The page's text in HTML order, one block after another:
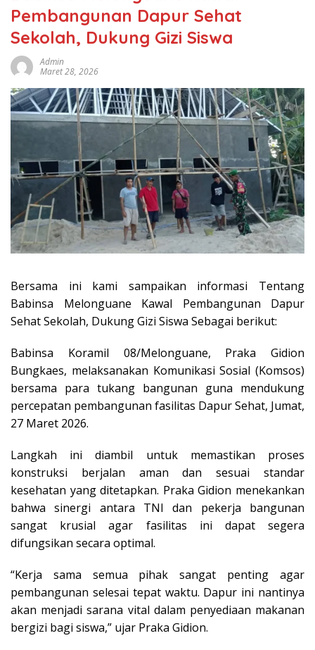
Pembangunan Dapur Sehat
Sekolah, Dukung Gizi Siswa
Admin
Maret 28, 2026
Bersama ini kami sampaikan informasi Tentang
Babinsa Melonguane Kawal Pembangunan Dapur
Sehat Sekolah, Dukung Gizi Siswa Sebagai berikut:
Babinsa Koramil 08/Melonguane, Praka Gidion
Bungkaes, melaksanakan Komunikasi Sosial (Komsos)
bersama para tukang bangunan guna mendukung
percepatan pembangunan fasilitas Dapur Sehat, Jumat,
27 Maret 2026.
Langkah ini diambil untuk memastikan proses
konstruksi berjalan aman dan sesuai standar
kesehatan yang ditetapkan. Praka Gidion menekankan
bahwa sinergi antara TNI dan pekerja bangunan
sangat krusial agar fasilitas ini dapat segera
difungsikan secara optimal.
“Kerja sama semua pihak sangat penting agar
pembangunan selesai tepat waktu. Dapur ini nantinya
akan menjadi sarana vital dalam penyediaan makanan
bergizi bagi siswa,” ujar Praka Gidion.